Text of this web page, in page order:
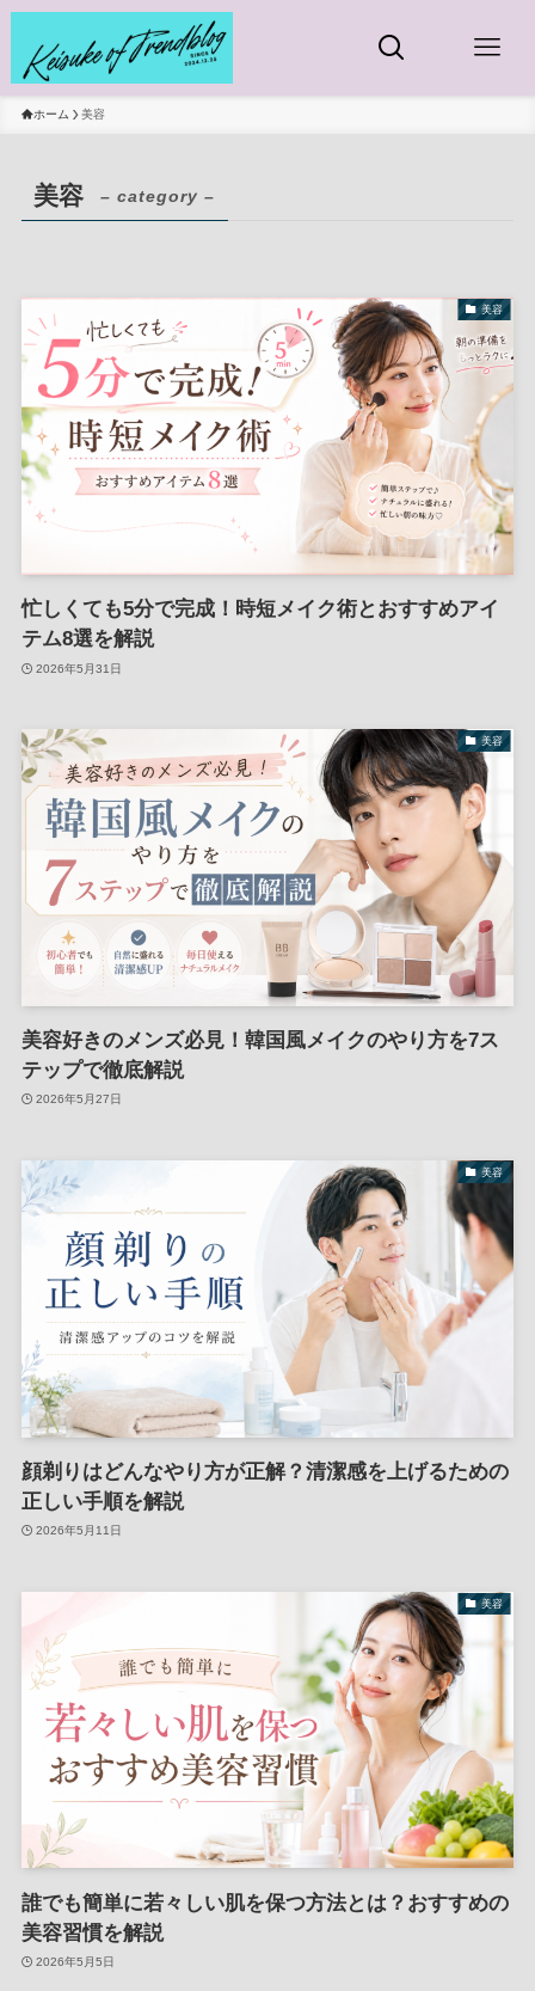
ホーム 美容
美容 – category –
美容
忙しくても5分で完成！時短メイク術とおすすめアイ
テム8選を解説
2026年5月31日
美容
美容好きのメンズ必見！韓国風メイクのやり方を7ス
テップで徹底解説
2026年5月27日
美容
顔剃りはどんなやり方が正解？清潔感を上げるための
正しい手順を解説
2026年5月11日
美容
誰でも簡単に若々しい肌を保つ方法とは？おすすめの
美容習慣を解説
2026年5月5日